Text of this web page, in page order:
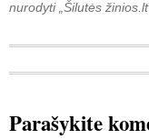
nurodyti „Šilutės
Parašykite